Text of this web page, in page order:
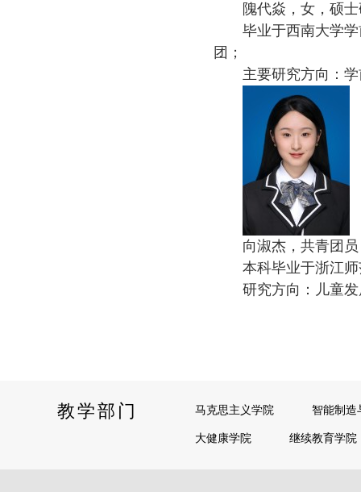
隗代焱，女，硕
毕业于西南大学
团；
主要研究方向：
向淑杰，共青团
本科毕业于浙江
研究方向：儿童
教学部门 马克思主义学院
智能制造
大健康学院
继续教育学院